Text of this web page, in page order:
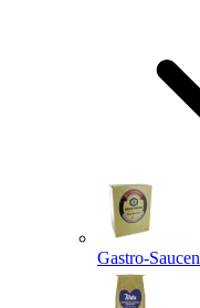
Gastro-Saucen